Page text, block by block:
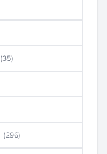
(35)
(296)